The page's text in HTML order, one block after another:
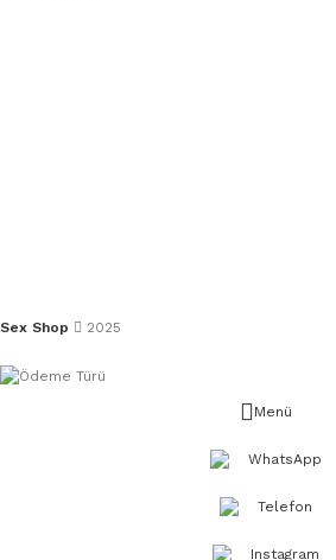
Sex Shop 2025
Menü
WhatsApp
Telefon
Instagram